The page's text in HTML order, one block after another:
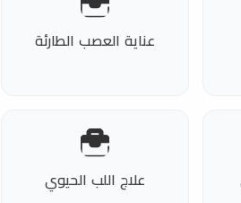
عناية العصب الطارئة
علاج اللب الحيوي